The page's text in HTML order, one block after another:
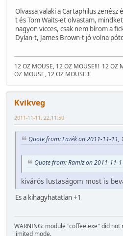
Olvassa valaki a Cartaphilus zenész
t és Tom Waits-et olvastam,
nagyon vicces, csak nem bírom a
Dylan-t, James Brown-t jó volna
12 OZ MOUSE, 12 OZ MOUSE!!! 12 OZ
OZ MOUSE, 12 OZ MOUSE!!!
Kvikveg
2011-11-11, 22:11:50
Quote from: Fazék on 2011-11-11,
Quote from: Ramiz on 2011-11-
kivárós lustaságom most is
Es a kihagyhatatlan +1
WARNING: module "coffee.exe" did
limited mode.